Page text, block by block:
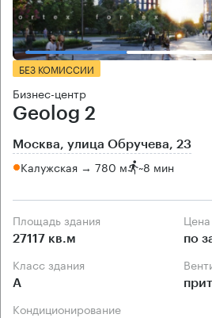
БЕЗ КОМИССИИ
Бизнес-центр
Geolog 2
Москва, улица Обручева, 23
Калужская → 780 м ~8 мин
Площадь здания
27117 кв.м по
Класс здания
А
Кондиционирование